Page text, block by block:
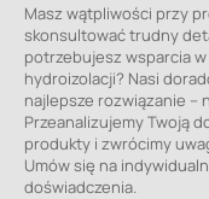
Masz wątpliwości przy
skonsultować trudny
potrzebujesz wsparcia
hydroizolacji? Nasi
najlepsze rozwiązanie –
Przeanalizujemy Twoją
produkty i zwrócimy
Umów się na
doświadczenia.